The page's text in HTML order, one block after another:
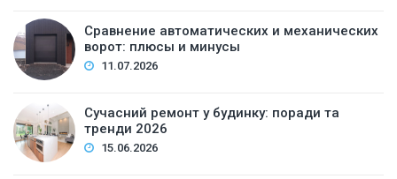
Сравнение автоматических и механических
ворот: плюсы и минусы
11.07.2026
Сучасний ремонт у будинку: поради та
тренди 2026
15.06.2026